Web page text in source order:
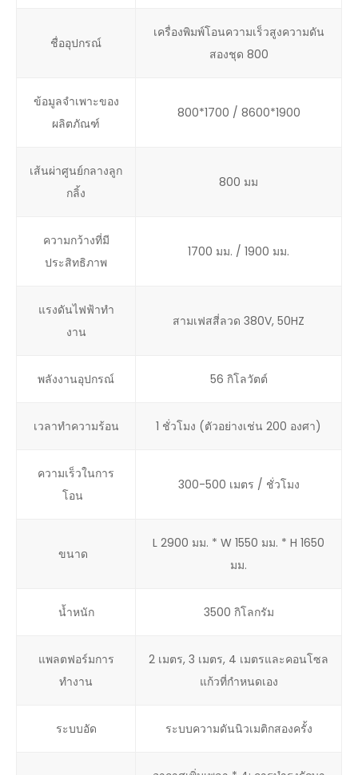
ชื่ออุปกรณ์
เครื่องพิมพ์โอนความเร็วสูงความดัน
สองชุด 800
ข้อมูลจำเพาะของ
ผลิตภัณฑ์
800*1700 / 8600*1900
เส้นผ่าศูนย์กลางลูก
กลิ้ง
800 มม
ความกว้างที่มี
ประสิทธิภาพ
1700 มม. / 1900 มม.
แรงดันไฟฟ้าทํา
งาน
สามเฟสสี่ลวด 380V, 50HZ
พลังงานอุปกรณ์ 56 กิโลวัตต์
เวลาทำความร้อน 1 ชั่วโมง (ตัวอย่างเช่น 200 องศา)
ความเร็วในการ
โอน
300-500 เมตร / ชั่วโมง
ขนาด
L 2900 มม. * W 1550 มม. * H 1650
มม.
น้ำหนัก 3500 กิโลกรัม
แพลตฟอร์มการ
ทำงาน
2 เมตร, 3 เมตร, 4 เมตรและคอนโซล
แก้วที่กำหนดเอง
ระบบอัด ระบบความดันนิวเมติกสองครั้ง